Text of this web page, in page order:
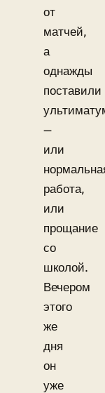
от
матчей,
а
однажды
поставили
—
или
работа,
или
прощание
со
школой.
Вечером
этого
же
дня
он
уже